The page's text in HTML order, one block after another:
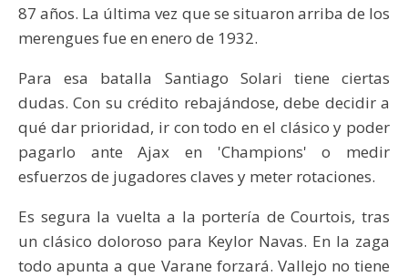
87 años. La última vez que se situaron arriba de los
merengues fue en enero de 1932.
Para esa batalla Santiago Solari tiene ciertas
dudas. Con su crédito rebajándose, debe decidir a
qué dar prioridad, ir con todo en el clásico y poder
pagarlo ante Ajax en 'Champions' o medir
esfuerzos de jugadores claves y meter rotaciones.
Es segura la vuelta a la portería de Courtois, tras
un clásico doloroso para Keylor Navas. En la zaga
todo apunta a que Varane forzará. Vallejo no tiene